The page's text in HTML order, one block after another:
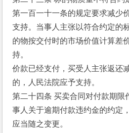
第一百一十一条的规定要求减少
支持。当事人主张以符合约定的
的物按交付时的市场价值计算差
持。
价款已经支付，买受人主张返还
的，人民法院应予支持。
第二十四条 买卖合同对付款期限
事人关于逾期付款违约金的约定
应当随之变更。